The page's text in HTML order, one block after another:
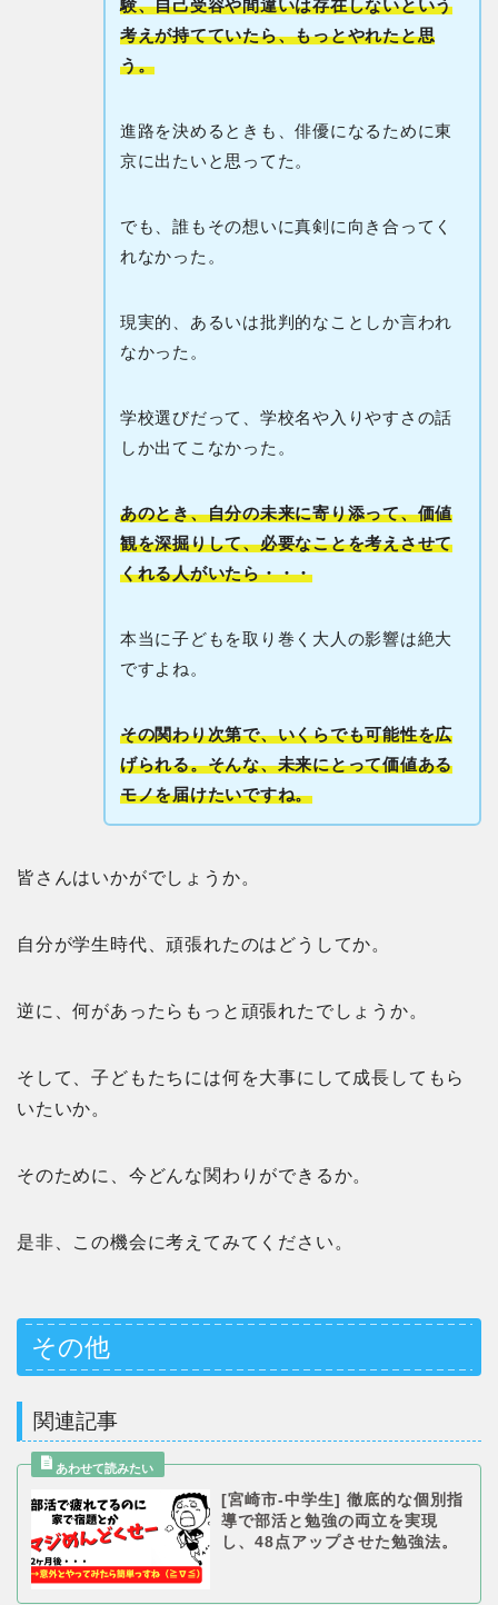
験、自己受容や間違いは存在しないという
考えが持てていたら、もっとやれたと思
う。
進路を決めるときも、俳優になるために東
京に出たいと思ってた。
でも、誰もその想いに真剣に向き合ってく
れなかった。
現実的、あるいは批判的なことしか言われ
なかった。
学校選びだって、学校名や入りやすさの話
しか出てこなかった。
あのとき、自分の未来に寄り添って、価値
観を深掘りして、必要なことを考えさせて
くれる人がいたら・・・
本当に子どもを取り巻く大人の影響は絶大
ですよね。
その関わり次第で、いくらでも可能性を広
げられる。そんな、未来にとって価値ある
モノを届けたいですね。
皆さんはいかがでしょうか。
自分が学生時代、頑張れたのはどうしてか。
逆に、何があったらもっと頑張れたでしょうか。
そして、子どもたちには何を大事にして成長してもら
いたいか。
そのために、今どんな関わりができるか。
是非、この機会に考えてみてください。
その他
関連記事
[宮崎市-中学生] 徹底的な個別指
導で部活と勉強の両立を実現
し、48点アップさせた勉強法。